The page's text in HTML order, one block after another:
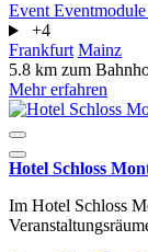
Event
+4
Frankfurt Mainz
5.8 km zum
Mehr erfahren
Hotel Schloss
Im Hotel Schloss